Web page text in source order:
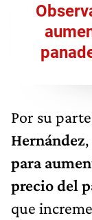
Por su
Hernández
para
precio del
que